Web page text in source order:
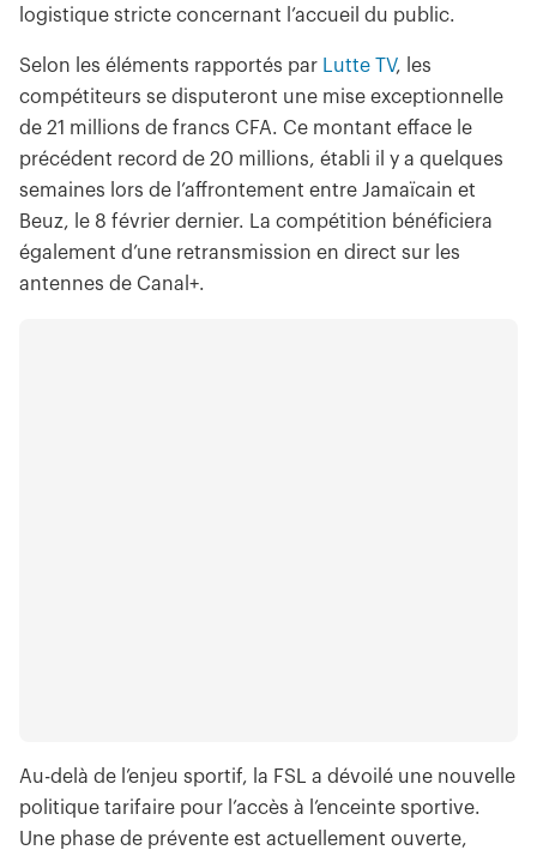
logistique stricte concernant l’accueil du public.
Selon les éléments rapportés par Lutte TV, les
compétiteurs se disputeront une mise exceptionnelle
de 21 millions de francs CFA. Ce montant efface le
précédent record de 20 millions, établi il y a quelques
semaines lors de l’affrontement entre Jamaïcain et
Beuz, le 8 février dernier. La compétition bénéficiera
également d’une retransmission en direct sur les
antennes de Canal+.
Au-delà de l’enjeu sportif, la FSL a dévoilé une nouvelle
politique tarifaire pour l’accès à l’enceinte sportive.
Une phase de prévente est actuellement ouverte,